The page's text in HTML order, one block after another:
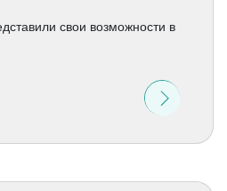
свои возможности в